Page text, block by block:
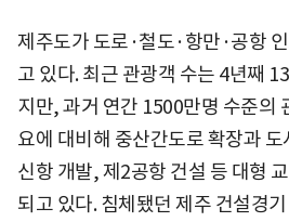
제주도가 도로·철도·항만·공항
고 있다. 최근 관광객 수는 4년째
지만, 과거 연간 1500만명 수준의
요에 대비해 중산간도로 확장과
신항 개발, 제2공항 건설 등 대형
되고 있다. 침체됐던 제주 건설경